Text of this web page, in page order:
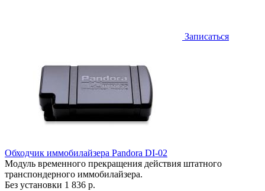
Записаться
Обходчик иммобилайзера Pandora DI-02
Модуль временного прекращения действия штатного
транспондерного иммобилайзера.
Без установки 1 836 р.